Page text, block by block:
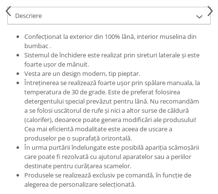
Descriere
Confecționat la exterior din 100% lână, interior muselina din
bumbac .
Sistemul de închidere este realizat prin sireturi laterale și este
foarte ușor de mânuit.
Vesta are un design modern, tip pieptar.
Întreținerea se realizează foarte ușor prin spălare manuala, la
temperatura de 30 de grade. Este de preferat folosirea
detergentului special prevăzut pentru lână. Nu recomandăm
a se folosi uscătorul de rufe și nici a altor surse de căldură
(calorifer), deoarece poate genera modificări ale produsului!
Cea mai eficientă modalitate este aceea de uscare a
produselor pe o suprafață orizontală.
În urma purtării îndelungate este posibilă apariția scămoșării
care poate fi rezolvată cu ajutorul aparatelor sau a periilor
destinate pentru curățarea scamelor.
Produsele se realizează exclusiv pe comandă, în funcție de
alegerea de personalizare selecționată.